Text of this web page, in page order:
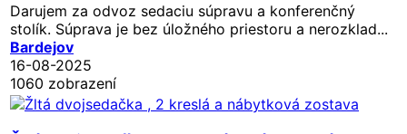
Darujem za odvoz sedaciu súpravu a konferenčný
stolík. Súprava je bez úložného priestoru a nerozklad...
Bardejov
16-08-2025
1060 zobrazení